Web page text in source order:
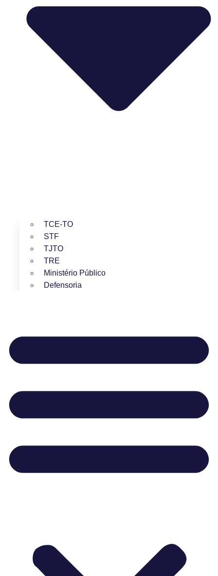
TCE-TO
STF
TJTO
TRE
Ministério Público
Defensoria